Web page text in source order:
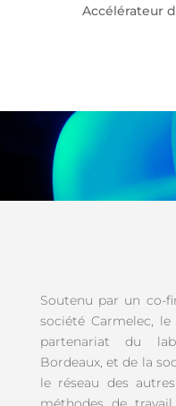
Accélérateur
Soutenu par un co-
société Carmelec, le
partenariat du
Bordeaux, et de la
le réseau des